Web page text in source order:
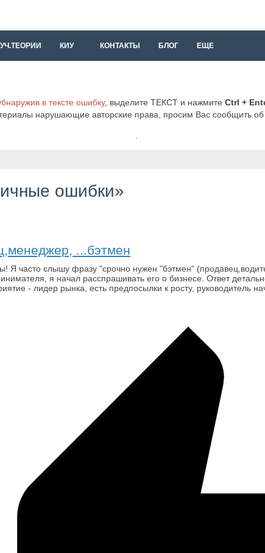
КИУ КОНТАКТЫ БЛОГ ЕЩЕ
в тексте ошибку, выделите ТЕКСТ и нажмите Ctrl +
нарушающие авторские права, просим Вас сообщить об
ошибки»
...бэтмен
Я часто слышу фразу "срочно нужен "бэтмен"
я начал расспрашивать его о бизнесе. Ответ
- лидер рынка, есть предпосылки к росту, руководитель